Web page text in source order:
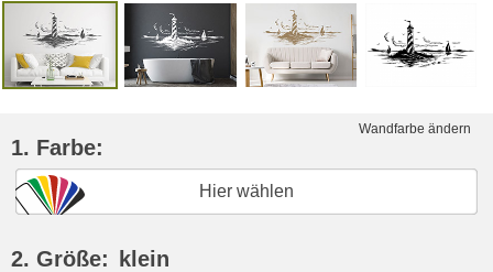
Wandfarbe ändern
1. Farbe:
Hier wählen
2. Größe: klein